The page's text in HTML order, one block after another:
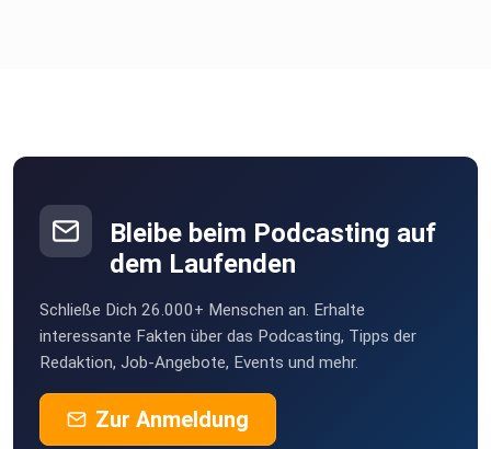
Bleibe beim Podcasting auf
dem Laufenden
Schließe Dich 26.000+ Menschen an. Erhalte
interessante Fakten über das Podcasting, Tipps der
Redaktion, Job-Angebote, Events und mehr.
Zur Anmeldung